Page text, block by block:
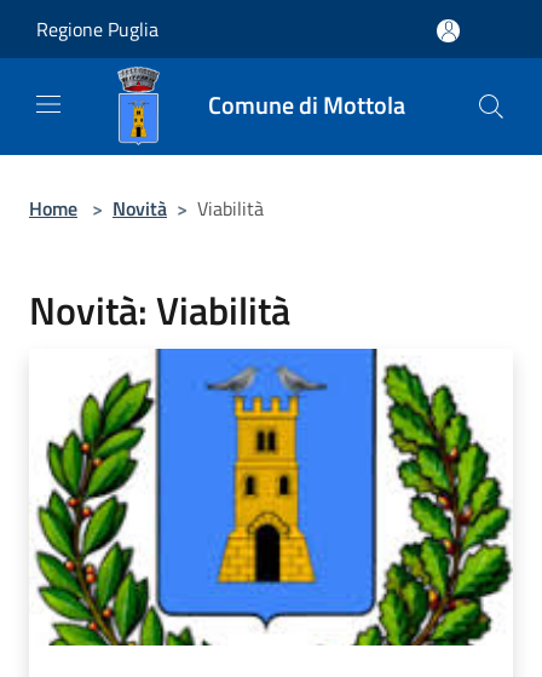
Regione Puglia
Comune di Mottola
Home > Novità > Viabilità
Novità: Viabilità